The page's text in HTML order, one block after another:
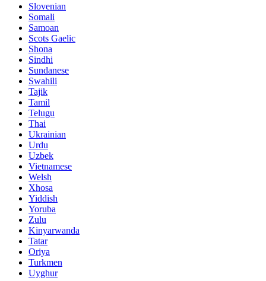
Slovenian
Somali
Samoan
Scots Gaelic
Shona
Sindhi
Sundanese
Swahili
Tajik
Tamil
Telugu
Thai
Ukrainian
Urdu
Uzbek
Vietnamese
Welsh
Xhosa
Yiddish
Yoruba
Zulu
Kinyarwanda
Tatar
Oriya
Turkmen
Uyghur